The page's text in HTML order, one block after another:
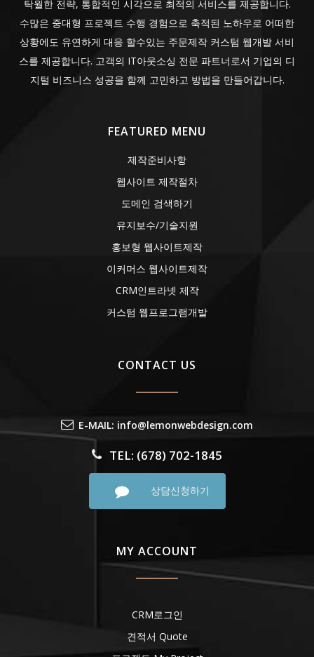
탁월한 전략, 통합적인 시각으로 최적의 서비스를 제공합니다.
수많은 중대형 프로젝트 수행 경험으로 축적된 노하우로 어떠한
상황에도 유연하게 대응 할수있는 주문제작 커스텀 웹개발 서비
스를 제공합니다. 고객의 IT아웃소싱 전문 파트너로서 기업의 디
지털 비즈니스 성공을 함께 고민하고 방법을 만들어갑니다.
FEATURED MENU
제작준비사항
웹사이트 제작절차
도메인 검색하기
유지보수/기술지원
홍보형 웹사이트제작
이커머스 웹사이트제작
CRM인트라넷 제작
커스텀 웹프로그램개발
CONTACT US
E-MAIL: info@lemonwebdesign.com
TEL: (678) 702-1845
상담신청하기
MY ACCOUNT
CRM로그인
견적서 Quote